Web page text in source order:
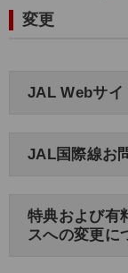
変更
JAL Webサイ
JAL国際線お
特典および有
スへの変更に